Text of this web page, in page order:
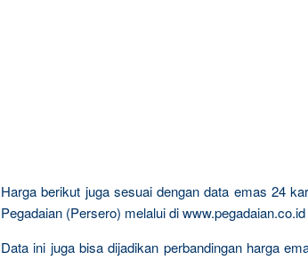
Harga berikut juga sesuai dengan data emas 24
Pegadaian (Persero) melalui di www.pegadaian.co.id
Data ini juga bisa dijadikan perbandingan harga